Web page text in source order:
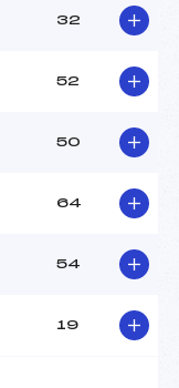
32
52
50
64
54
19